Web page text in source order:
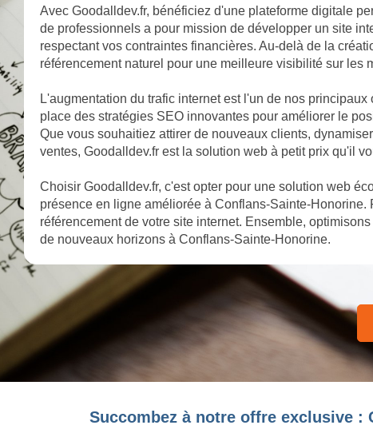
Avec Goodalldev.fr, bénéficiez d'une plateforme digitale
de professionnels a pour mission de développer un site
respectant vos contraintes financières. Au-delà de la
référencement naturel pour une meilleure visibilité sur les
L'augmentation du trafic internet est l'un de nos
place des stratégies SEO innovantes pour améliorer le
Que vous souhaitiez attirer de nouveaux clients,
ventes, Goodalldev.fr est la solution web à petit prix qu'il
Choisir Goodalldev.fr, c'est opter pour une solution web
présence en ligne améliorée à Conflans-Sainte-
référencement de votre site internet. Ensemble,
de nouveaux horizons à Conflans-Sainte-Honorine.
Succombez à notre offre exclusive :